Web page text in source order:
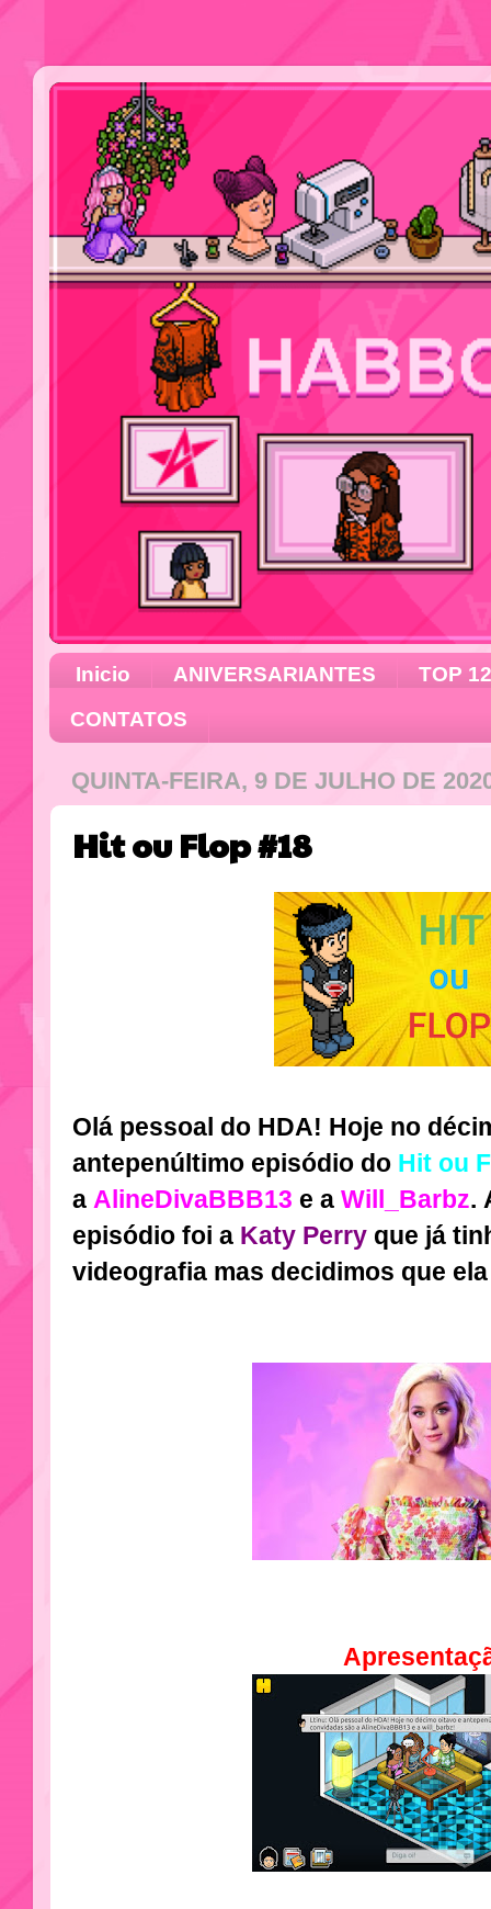
Inicio ANIVERSARIANTES
TOP 12
CONTATOS
QUINTA-FEIRA, 9 DE JULHO DE
Hit ou Flop #18
Olá pessoal do HDA! Hoje no
antepenúltimo episódio do Hit ou
a AlineDivaBBB13 e a Will_Barbz.
episódio foi a Katy Perry que já
videografia mas decidimos que